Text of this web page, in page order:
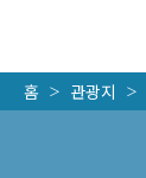
홈 관광지